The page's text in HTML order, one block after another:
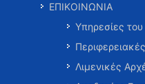
ΕΠΙΚΟΙΝΩΝΙΑ
Υπηρεσίες
Λιμενικές